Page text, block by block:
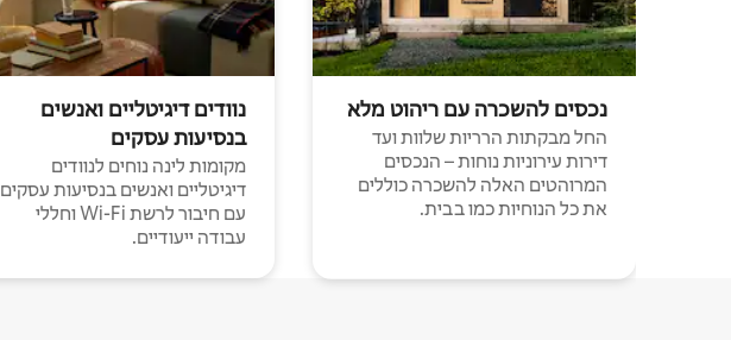
נכסים להשכרה עם ריהוט מלא
החל מבקתות הרריות שלוות ועד
דירות עירוניות נוחות – הנכסים
המרוהטים האלה להשכרה כוללים
את כל הנוחיות כמו בבית.
נוודים דיגיטליים ואנשים
בנסיעות עסקים
מקומות לינה נוחים לנוודים
דיגיטליים ואנשים בנסיעות עסקים
עם חיבור לרשת Wi-Fi וחללי
עבודה ייעודיים.